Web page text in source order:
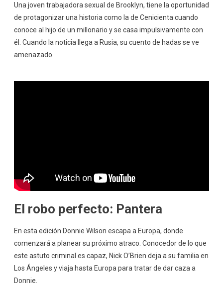
Una joven trabajadora sexual de Brooklyn, tiene la oportunidad
de protagonizar una historia como la de Cenicienta cuando
conoce al hijo de un millonario y se casa impulsivamente con
él. Cuando la noticia llega a Rusia, su cuento de hadas se ve
amenazado.
El robo perfecto: Pantera
En esta edición Donnie Wilson escapa a Europa, donde
comenzará a planear su próximo atraco. Conocedor de lo que
este astuto criminal es capaz, Nick O’Brien deja a su familia en
Los Ángeles y viaja hasta Europa para tratar de dar caza a
Donnie.